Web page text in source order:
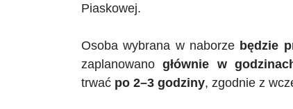
Piaskowej.
Osoba wybrana w naborze będzie
zaplanowanogłównie w
trwać po 2–3 godziny, zgodnie z